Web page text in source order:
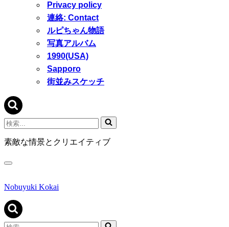
Privacy policy
連絡: Contact
ルピちゃん物語
写真アルバム
1990(USA)
Sapporo
街並みスケッチ
検
索...
素敵な情景とクリエイティブ
ナ
ゲ
シ
ョ
ン
Nobuyuki Kokai
検